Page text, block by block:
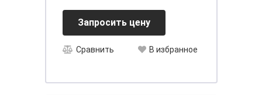
Запросить цену
Сравнить В избранное